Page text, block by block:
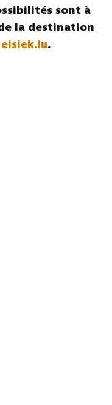
sont à
la destination
.